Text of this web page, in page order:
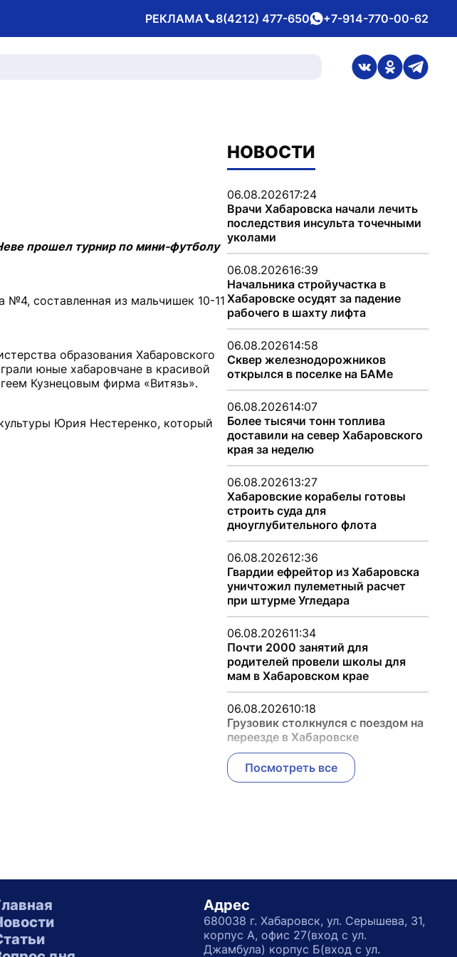
РЕКЛАМА
Телефон 8(4212) 477-650whatsApp
+7-914-770-00-62
ссылка на
ссылка на
прошел турнир по мини-футболу
составленная из мальчишек 10-11
образования Хабаровского
юные хабаровчане в красивой
Кузнецовым фирма «Витязь».
Юрия Нестеренко, который
НОВОСТИ
06.08.202617:24
Врачи Хабаровска начали лечить
последствия инсульта точечными
уколами
06.08.202616:39
Начальника стройучастка в
Хабаровске осудят за падение
рабочего в шахту лифта
06.08.202614:58
Сквер железнодорожников
открылся в поселке на БАМе
06.08.202614:07
Более тысячи тонн топлива
доставили на север Хабаровского
края за неделю
06.08.202613:27
Хабаровские корабелы готовы
строить суда для
дноуглубительного флота
06.08.202612:36
Гвардии ефрейтор из Хабаровска
уничтожил пулеметный расчет
при штурме Угледара
06.08.202611:34
Почти 2000 занятий для
родителей провели школы для
мам в Хабаровском крае
06.08.202610:18
Грузовик столкнулся с поездом на
переезде в Хабаровске
Посмотреть все
Адрес
680038 г. Хабаровск, ул. Серышева, 31,
корпус А, офис 27(вход с ул.
Джамбула) корпус Б(вход с ул.